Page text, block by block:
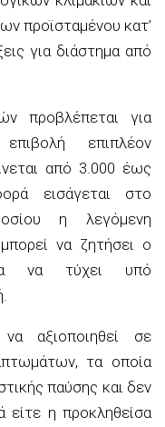
προϊσταμένου κατ’
για διάστημα από
προβλέπεται για
επιπλέον
από 3.000 έως
εισάγεται στο
η λεγόμενη
να ζητήσει ο
να τύχει υπό
αξιοποιηθεί σε
τα οποία
παύσης και δεν
είτε η προκληθείσα